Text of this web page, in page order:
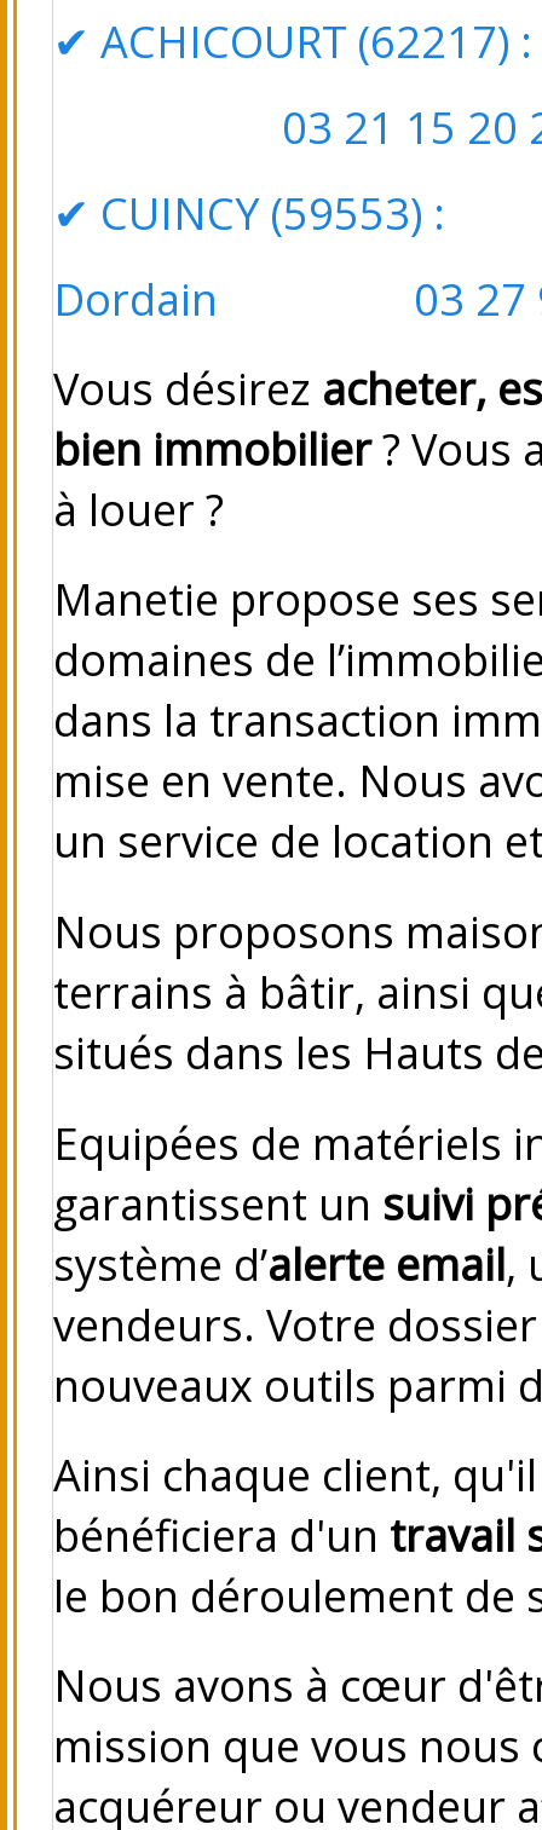
✔ ACHICOURT (62217)
03 21 15 20
✔ CUINCY (59553) :
Dordain 03 27
Vous désirez acheter,
bien immobilier? Vous
à louer ?
Manetie propose ses
domaines de
dans la transaction
mise en vente. Nous
un service de location
Nous proposons
terrains à bâtir, ainsi
situés dans les Hauts
Equipées de matériels
garantissent un suivi
système d’alerte email,
vendeurs. Votre
nouveaux outils parmi
Ainsi chaque client,
bénéficiera d'un travail
le bon déroulement
Nous avons à cœur
mission que vous nous
acquéreur ou vendeur